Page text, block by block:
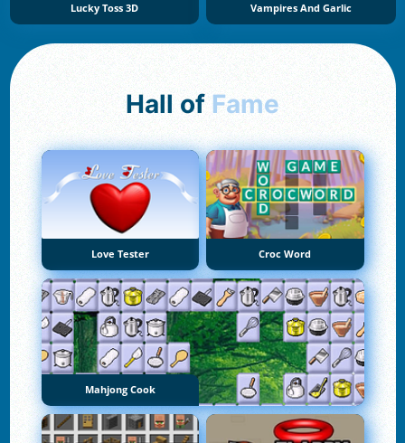
Lucky Toss 3D Vampires And Garlic
Hall of Fame
Love Tester Croc Word
Mahjong Cook